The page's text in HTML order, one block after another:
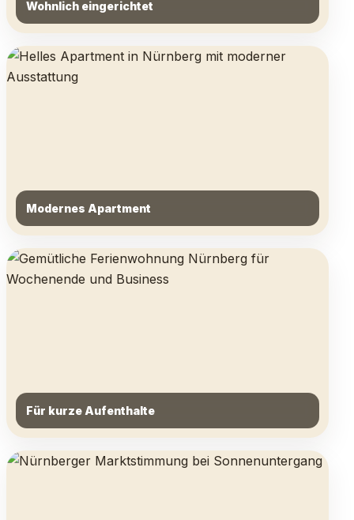
Wohnlich eingerichtet
Modernes Apartment
Für kurze Aufenthalte